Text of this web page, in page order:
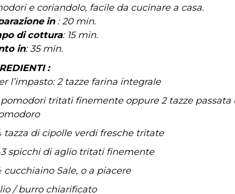
e coriandolo, facile da cucinare a casa.
in : 20 min.
di cottura: 15 min.
in: 35 min.
:
l’impasto: 2 tazze farina integrale
tritati finemente oppure 2 tazze passata
tazza di cipolle verdi fresche tritate
spicchi di aglio tritati finemente
cucchiaino Sale, o a piacere
/ burro chiarificato